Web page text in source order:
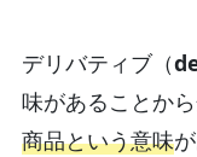
デリバティブ（
味があることか
商品という意味